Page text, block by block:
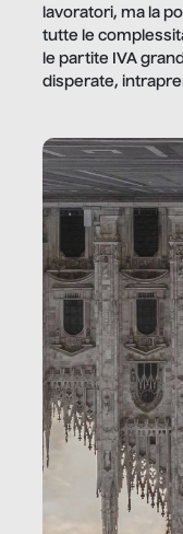
lavoratori, ma la
tutte le
le partite IVA
disperate,